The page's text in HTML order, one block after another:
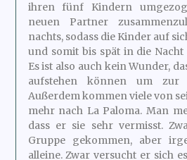
ihren fünf Kindern
neuen Partner
nachts, sodass die Kinder auf
und somit bis spät in die Nacht
Es ist also auch kein Wunder,
aufstehen können um zur
Außerdem kommen viele von
mehr nach La Paloma. Man
dass er sie sehr vermisst.
Gruppe gekommen, aber
alleine. Zwar versucht er sich